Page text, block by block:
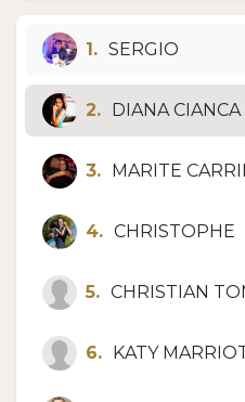
1. SERGIO
2. DIANA CIANCA
3. MARITE
4. CHRISTOPHE
5. CHRISTIAN
6. KATY